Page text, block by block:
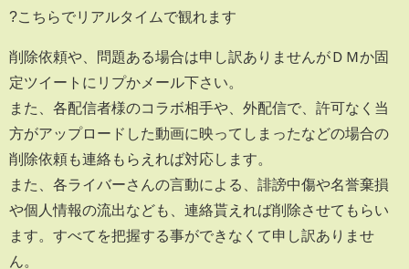
?こちらでリアルタイムで観れます
削除依頼や、問題ある場合は申し訳ありませんがＤＭか固
定ツイートにリプかメール下さい。
また、各配信者様のコラボ相手や、外配信で、許可なく当
方がアップロードした動画に映ってしまったなどの場合の
削除依頼も連絡もらえれば対応します。
また、各ライバーさんの言動による、誹謗中傷や名誉棄損
や個人情報の流出なども、連絡貰えれば削除させてもらい
ます。すべてを把握する事ができなくて申し訳ありませ
ん。